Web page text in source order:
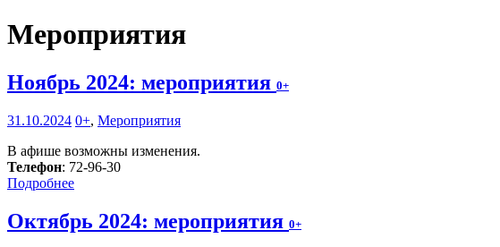
Мероприятия
Ноябрь 2024: мероприятия 0+
31.10.2024 0+, Мероприятия
В афише возможны изменения.
Телефон: 72-96-30
Подробнее
Октябрь 2024: мероприятия 0+